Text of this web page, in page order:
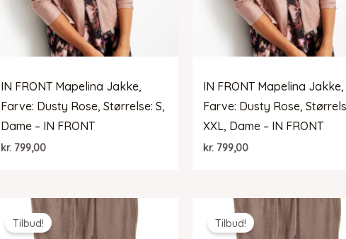
IN FRONT Mapelina Jakke,
Farve: Dusty Rose, Størrelse: S,
Dame – IN FRONT
kr. 799,00
IN FRONT Mapelina Jakke,
Farve: Dusty Rose,
XXL, Dame – IN FRONT
kr. 799,00
Tilbud! Tilbud!